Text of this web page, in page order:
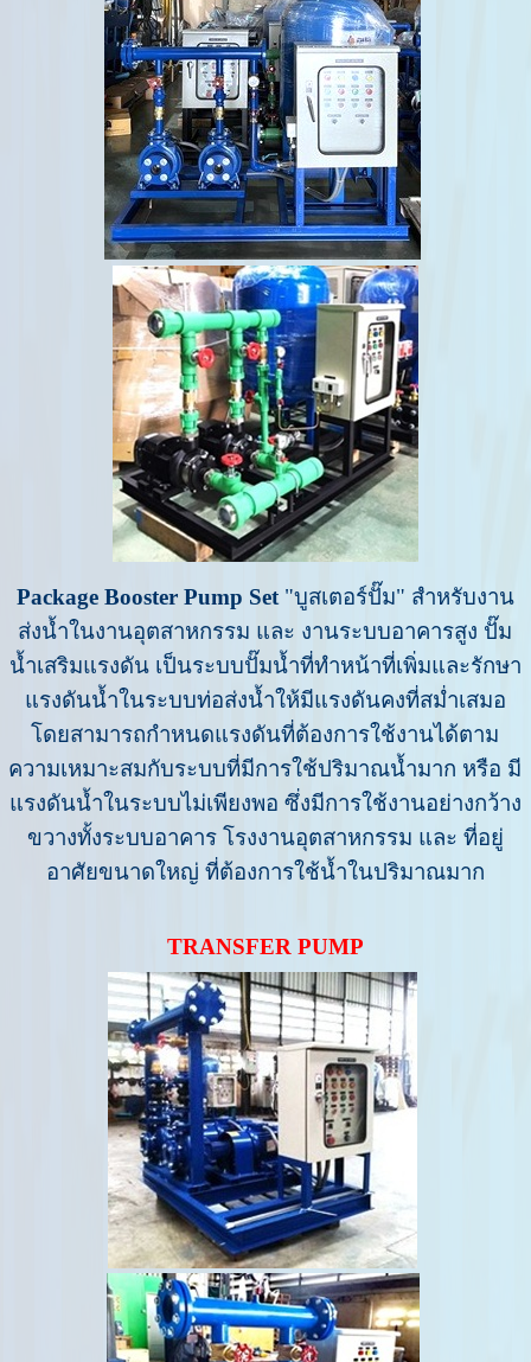
Package Booster Pump Set "บูสเตอร์ปั๊ม" สำหรับงาน
ส่งน้ำในงานอุตสาหกรรม และ งานระบบอาคารสูง ปั๊ม
น้ำเสริมแรงดัน เป็นระบบปั๊มน้ำที่ทำหน้าที่เพิ่มและรักษา
แรงดันน้ำในระบบท่อส่งน้ำให้มีแรงดันคงที่สม่ำเสมอ
โดยสามารถกำหนดแรงดันที่ต้องการใช้งานได้ตาม
ความเหมาะสมกับระบบที่มีการใช้ปริมาณน้ำมาก หรือ มี
แรงดันน้ำในระบบไม่เพียงพอ ซึ่งมีการใช้งานอย่างกว้าง
ขวางทั้งระบบอาคาร โรงงานอุตสาหกรรม และ ที่อยู่
อาศัยขนาดใหญ่ ที่ต้องการใช้น้ำในปริมาณมาก
TRANSFER PUMP